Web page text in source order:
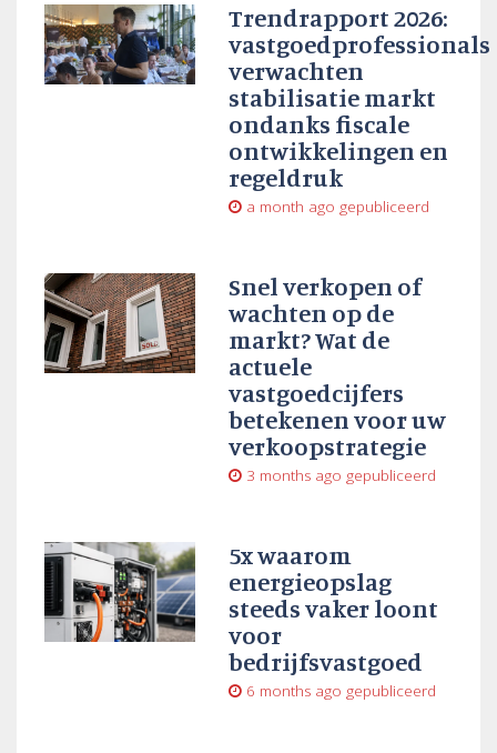
Trendrapport 2026:
vastgoedprofessionals
verwachten
stabilisatie markt
ondanks fiscale
ontwikkelingen en
regeldruk
a month ago gepubliceerd
Snel verkopen of
wachten op de
markt? Wat de
actuele
vastgoedcijfers
betekenen voor uw
verkoopstrategie
3 months ago gepubliceerd
5x waarom
energieopslag
steeds vaker loont
voor
bedrijfsvastgoed
6 months ago gepubliceerd